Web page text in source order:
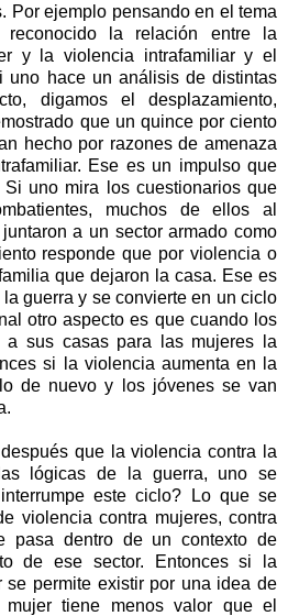
Por ejemplo pensando en el tema
la relación entre la
y la violencia intrafamiliar y el
uno hace un análisis de distintas
digamos el desplazamiento,
que un quince por ciento
hecho por razones de amenaza
Ese es un impulso que
uno mira los cuestionarios que
muchos de ellos al
a un sector armado como
responde que por violencia o
que dejaron la casa. Ese es
guerra y se convierte en un ciclo
otro aspecto es que cuando los
a sus casas para las mujeres la
si la violencia aumenta en la
de nuevo y los jóvenes se van
que la violencia contra la
lógicas de la guerra, uno se
este ciclo? Lo que se
violencia contra mujeres, contra
pasa dentro de un contexto de
de ese sector. Entonces si la
se permite existir por una idea de
tiene menos valor que el